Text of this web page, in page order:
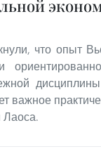
что опыт
важное
Лаоса.